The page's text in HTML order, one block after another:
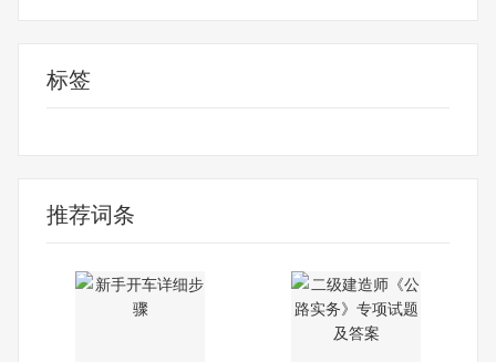
标签
推荐词条